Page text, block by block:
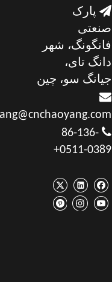
 پارک
صنعتی
فانگونگ، شهر
دانگ تای،
جیانگ سو، چین


86-136-
0511-0389+